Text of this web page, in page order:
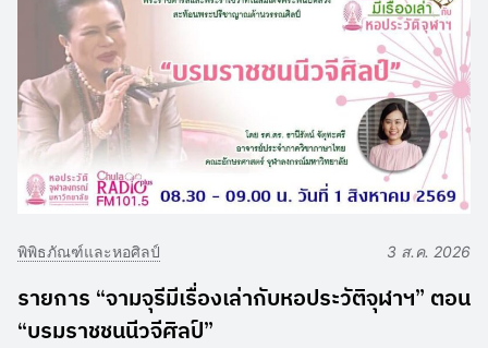
พิพิธภัณฑ์และหอศิลป์ 3 ส.ค. 2026
รายการ “จามจุรีมีเรื่องเล่ากับหอประวัติจุฬาฯ” ตอน
“บรมราชชนนีวจีศิลป์”